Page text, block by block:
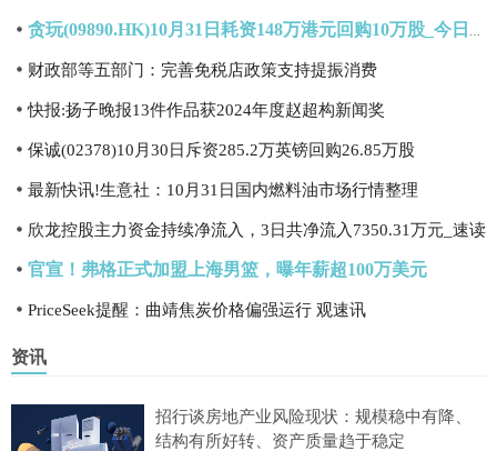
财政部等五部门：完善免税店政策支持提振消费
快报:扬子晚报13件作品获2024年度赵超构新闻奖
保诚(02378)10月30日斥资285.2万英镑回购26.85万股
最新快讯!生意社：10月31日国内燃料油市场行情整理
欣龙控股主力资金持续净流入，3日共净流入7350.31万元_速读
官宣！弗格正式加盟上海男篮，曝年薪超100万美元
PriceSeek提醒：曲靖焦炭价格偏强运行 观速讯
资讯
招行谈房地产业风险现状：规模稳中有降、
结构有所好转、资产质量趋于稳定